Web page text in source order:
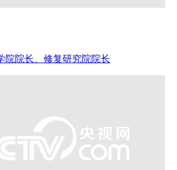
院院长、修复研究院院长